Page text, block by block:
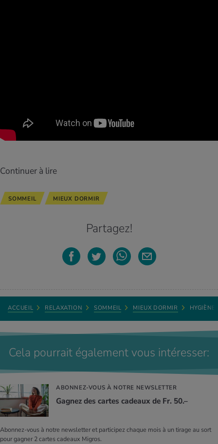
Continuer à lire
SOMMEIL MIEUX DORMIR
Partagez!
ACCUEIL RELAXATION SOMMEIL MIEUX DORMIR
Cela pourrait également vous intéresser:
ABONNEZ-VOUS À NOTRE NEWSLETTER
Gagnez des cartes cadeaux de Fr. 50.–
Abonnez-vous à notre newsletter et participez chaque mois à un tirage au sort
pour gagner 2 cartes cadeaux Migros.